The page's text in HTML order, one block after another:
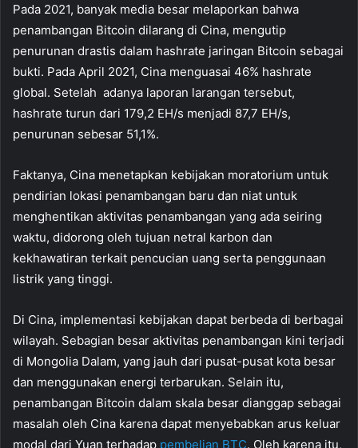
Pada 2021, banyak media besar melaporkan bahwa
penambangan Bitcoin dilarang di Cina, mengutip
penurunan drastis dalam hashrate jaringan Bitcoin sebagai
bukti. Pada April 2021, Cina menguasai 46% hashrate
global. Setelah adanya laporan larangan tersebut,
hashrate turun dari 179,2 EH/s menjadi 87,7 EH/s,
penurunan sebesar 51,1%.
Faktanya, Cina menetapkan kebijakan moratorium untuk
pendirian lokasi penambangan baru dan niat untuk
menghentikan aktivitas penambangan yang ada seiring
waktu, didorong oleh tujuan netral karbon dan
kekhawatiran terkait pencucian uang serta penggunaan
listrik yang tinggi.
Di Cina, implementasi kebijakan dapat berbeda di berbagai
wilayah. Sebagian besar aktivitas penambangan kini terjadi
di Mongolia Dalam, yang jauh dari pusat-pusat kota besar
dan menggunakan energi terbarukan. Selain itu,
penambangan Bitcoin dalam skala besar dianggap sebagai
masalah oleh Cina karena dapat menyebabkan arus keluar
modal dari Yuan terhadap pembelian BTC. Oleh karena itu,